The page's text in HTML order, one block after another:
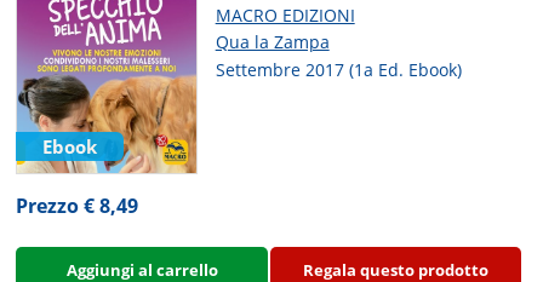
Ebook
MACRO EDIZIONI
Qua la Zampa
Settembre 2017 (1a Ed. Ebook)
Prezzo € 8,49
Aggiungi al carrello Regala questo prodotto